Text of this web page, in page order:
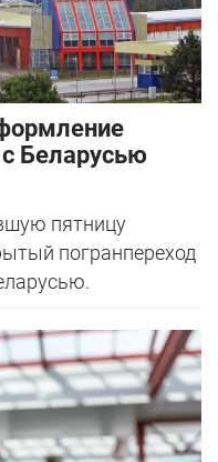
с Беларусью
пятницу
погранпереход